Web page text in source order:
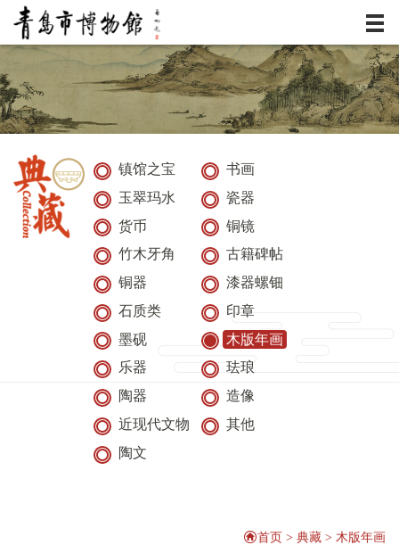
服务
资讯
展览
典藏
镇馆之宝
书画
玉翠玛水
瓷器
货币
铜镜
竹木牙角
古籍碑帖
铜器
漆器螺钿
石质类
印章
墨砚
木版年画
乐器
珐琅
陶器
造像
近现代文物
其他
陶文
首页 > 典藏 > 木版年画